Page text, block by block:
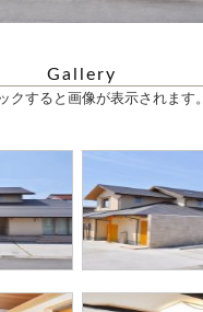
Gallery
クすると画像が表示されます。